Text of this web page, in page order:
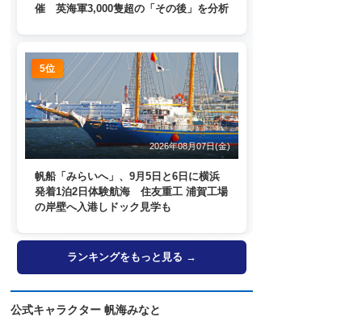
催 英海軍3,000隻超の「その後」を分析
5位
2026年08月07日(金)
帆船「みらいへ」、9月5日と6日に横浜
発着1泊2日体験航海 住友重工 浦賀工場
の岸壁へ入港しドック見学も
ランキングをもっと見る →
公式キャラクター 帆海みなと